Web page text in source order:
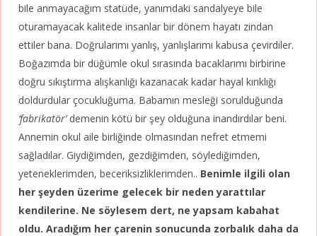
bile anmayacağım statüde, yanımdaki sandalyeye bile
oturamayacak kalitede insanlar bir dönem hayatı zindan
ettiler bana. Doğrularımı yanlış, yanlışlarımı kabusa çevirdiler.
Boğazımda bir düğümle okul sırasında bacaklarımı birbirine
doğru sıkıştırma alışkanlığı kazanacak kadar hayal kırıklığı
doldurdular çocukluğuma. Babamın mesleği sorulduğunda
‘fabrikatör’demenin kötü bir şey olduğuna inandırdılar beni.
Annemin okul aile birliğinde olmasından nefret etmemi
sağladılar. Giydiğimden, gezdiğimden, söylediğimden,
yeteneklerimden, beceriksizliklerimden.. Benimle ilgili olan
her şeyden üzerime gelecek bir neden yarattılar
kendilerine. Ne söylesem dert, ne yapsam kabahat
oldu. Aradığım her çarenin sonucunda zorbalık daha da